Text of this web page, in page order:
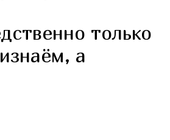
только
а